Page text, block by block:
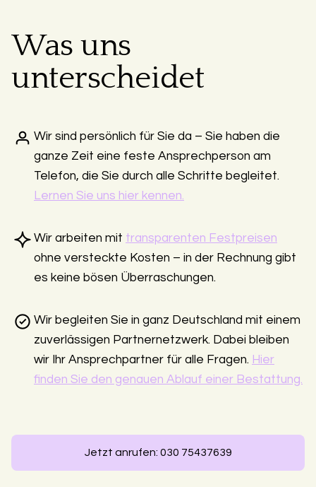
Was uns
unterscheidet
Wir sind persönlich für Sie da – Sie haben die
ganze Zeit eine feste Ansprechperson am
Telefon, die Sie durch alle Schritte begleitet.
Lernen Sie uns hier kennen.
Wir arbeiten mit transparenten Festpreisen
ohne versteckte Kosten – in der Rechnung gibt
es keine bösen Überraschungen.
Wir begleiten Sie in ganz Deutschland mit einem
zuverlässigen Partnernetzwerk. Dabei bleiben
wir Ihr Ansprechpartner für alle Fragen. Hier
finden Sie den genauen Ablauf einer Bestattung.
Jetzt anrufen: 030 75437639